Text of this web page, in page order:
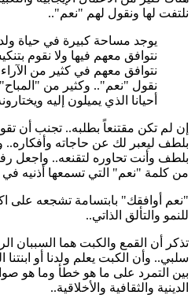
نلتفت لها ونقول لهم "نعم"..
يوجد مساحة كبيرة في حياة
نتوافق معهم فيها ولا نقوم
نتوافق معهم في كثير من
نقول "نعم".. وكثير من
أحيانا الذي يميلون إليه
إن لم تكن مقتنعاً بطلبه.. تجنب أن
بلطف ليعبر لك عن حاجاته
بلطف وأنت تحاوره لتقنعه.. واجعل
من كلمة "نعم" التي تسمعها أذنيه
"نعم أوافقك" بابتسامة تشجعه على
للنمو والتألق الذاتي..
تذكر أن القمع والكبت هما السببان
سلبي.. وأن الكبت يعلم ولدنا أو ابنتنا
بين التمرد على ما هو خطأ وما هو
الدينية والثقافية والأخلاقية..